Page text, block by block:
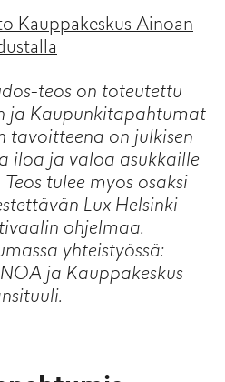
Kauppakeskus Ainoan
teos on toteutettu
ja Kaupunkitapahtumat
tavoitteena on julkisen
iloa ja valoa asukkaille
Teos tulee myös osaksi
Lux Helsinki -
ohjelmaa.
yhteistyössä:
ja Kauppakeskus